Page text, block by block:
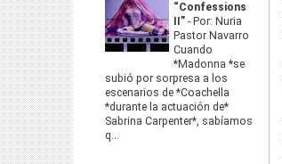
“Confessions
II” - Por: Nuria
Pastor Navarro
Cuando
*Madonna *se
subió por sorpresa a los
escenarios de *Coachella
*durante la actuación de*
Sabrina Carpenter*, sabíamos
q...